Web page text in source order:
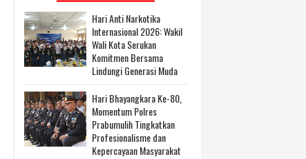
Hari Anti Narkotika
Internasional 2026: Wakil
Wali Kota Serukan
Komitmen Bersama
Lindungi Generasi Muda
Hari Bhayangkara Ke-80,
Momentum Polres
Prabumulih Tingkatkan
Profesionalisme dan
Kepercayaan Masyarakat